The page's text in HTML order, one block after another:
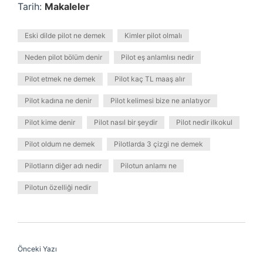
Tarih: Makaleler
Eski dilde pilot ne demek Kimler pilot olmalı
Neden pilot bölüm denir Pilot eş anlamlısı nedir
Pilot etmek ne demek Pilot kaç TL maaş alır
Pilot kadına ne denir Pilot kelimesi bize ne anlatıyor
Pilot kime denir Pilot nasıl bir şeydir Pilot nedir ilkokul
Pilot oldum ne demek Pilotlarda 3 çizgi ne demek
Pilotların diğer adı nedir Pilotun anlamı ne
Pilotun özelliği nedir
Önceki Yazı